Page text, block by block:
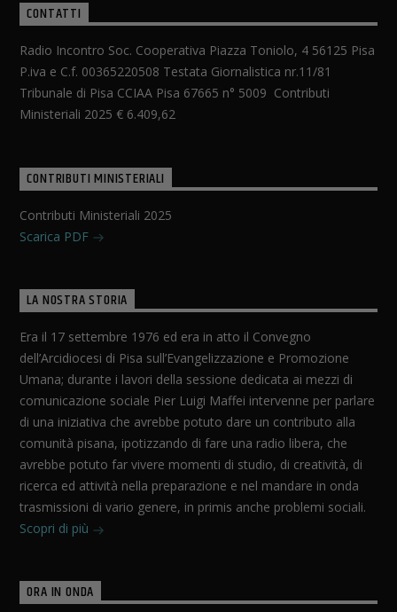
CONTATTI
Radio Incontro Soc. Cooperativa Piazza Toniolo, 4 56125 Pisa
P.iva e C.f. 00365220508 Testata Giornalistica nr.11/81
Tribunale di Pisa CCIAA Pisa 67665 n° 5009 Contributi
Ministeriali 2025 € 6.409,62
CONTRIBUTI MINISTERIALI
Contributi Ministeriali 2025
Scarica PDF
LA NOSTRA STORIA
Era il 17 settembre 1976 ed era in atto il Convegno
dell’Arcidiocesi di Pisa sull’Evangelizzazione e Promozione
Umana; durante i lavori della sessione dedicata ai mezzi di
comunicazione sociale Pier Luigi Maffei intervenne per parlare
di una iniziativa che avrebbe potuto dare un contributo alla
comunità pisana, ipotizzando di fare una radio libera, che
avrebbe potuto far vivere momenti di studio, di creatività, di
ricerca ed attività nella preparazione e nel mandare in onda
trasmissioni di vario genere, in primis anche problemi sociali.
Scopri di più
ORA IN ONDA